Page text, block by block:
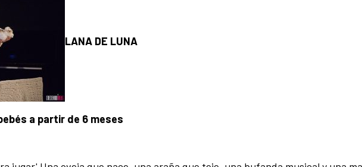
LANA DE LUNA
a partir de 6 meses